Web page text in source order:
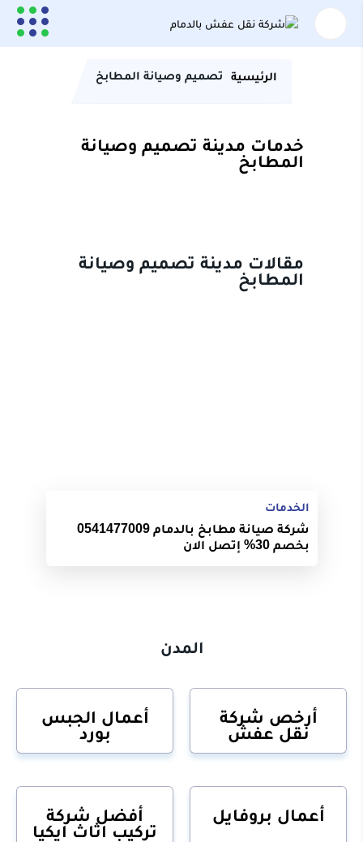
الرئيسية تصميم وصيانة المطابخ
خدمات مدينة تصميم وصيانة
المطابخ
مقالات مدينة تصميم وصيانة
المطابخ
الخدمات
شركة صيانة مطابخ بالدمام 0541477009
بخصم 30% إتصل الان
المدن
أرخص شركة
نقل عفش
أعمال الجبس
بورد
أعمال بروفايل
أفضل شركة
تركيب اثاث ايكيا